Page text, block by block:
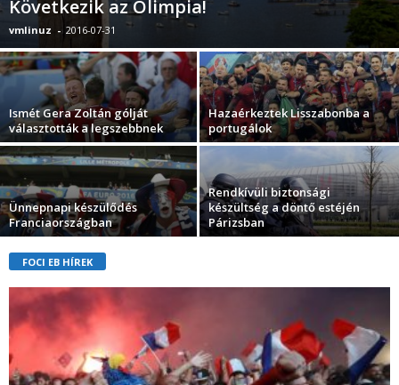
Következik az Olimpia!
vmlinuz - 2016-07-31
Ismét Gera Zoltán gólját
választották a legszebbnek
Hazaérkeztek Lisszabonba a
portugálok
Ünnepnapi készülődés
Franciaországban
Rendkívüli biztonsági
készültség a döntő estéjén
Párizsban
FOCI EB HÍREK